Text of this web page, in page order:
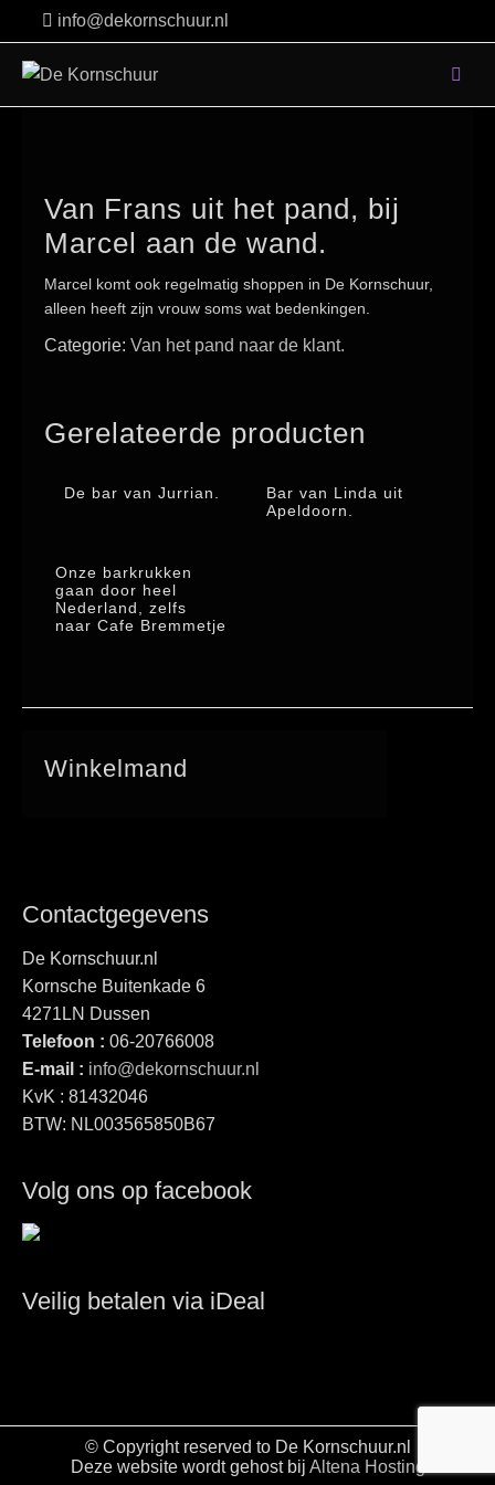
to
content
info@dekornschuur.nl
Van Frans uit het pand, bij
Marcel aan de wand.
Marcel komt ook regelmatig shoppen in De Kornschuur,
alleen heeft zijn vrouw soms wat bedenkingen.
Categorie: Van het pand naar de klant.
Gerelateerde producten
De bar van Jurrian.
Bar van Linda uit
Apeldoorn.
Onze barkrukken
gaan door heel
Nederland, zelfs
naar Cafe Bremmetje
Winkelmand
Contactgegevens
De Kornschuur.nl
Kornsche Buitenkade 6
4271LN Dussen
Telefoon : 06-20766008
E-mail : info@dekornschuur.nl
KvK : 81432046
BTW: NL003565850B67
Volg ons op facebook
Veilig betalen via iDeal
© Copyright reserved to De Kornschuur.nl
Deze website wordt gehost bij Altena Hosting